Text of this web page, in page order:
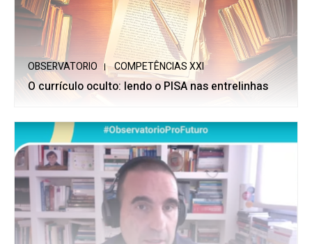
OBSERVATORIO COMPETÊNCIAS XXI
O currículo oculto: lendo o PISA nas entrelinhas